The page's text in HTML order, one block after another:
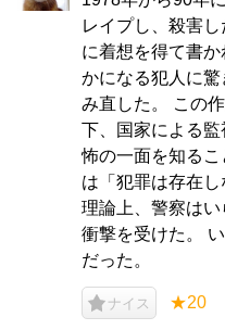
レイプし、殺害
に着想を得て書
かになる犯人に
み直した。 この
下、国家による
怖の一面を知る
は「犯罪は存在し
理論上、警察は
衝撃を受けた。
だった。
ナイス ★20